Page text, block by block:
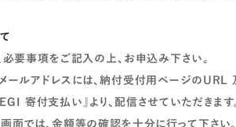
必要事項をご記入の上、お申込み下さい。
ールアドレスには、納付受付用ページのURL
寄付支払い』より、配信させていただきます
面では、金額等の確認を十分に行って下さい。